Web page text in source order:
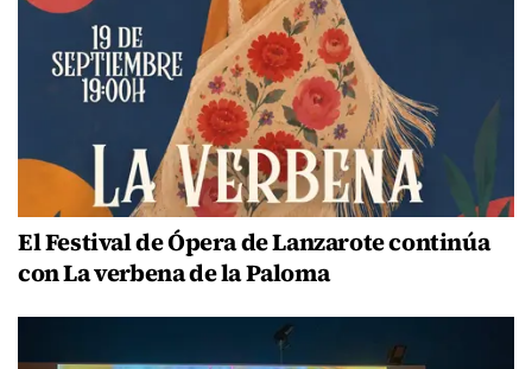
El Festival de Ópera de Lanzarote continúa
con La verbena de la Paloma